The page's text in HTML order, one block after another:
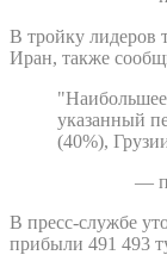
В тройку лидеров
Иран, также
"Наибольшее
указанный
(40%),
—
В пресс-службе
прибыли 491 493